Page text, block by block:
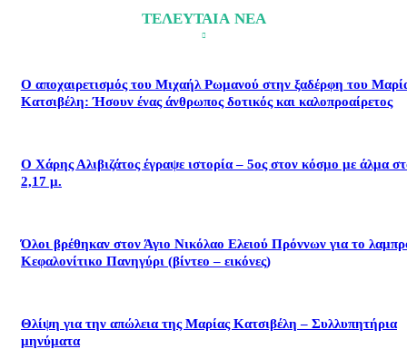
ΤΕΛΕΥΤΑΙΑ ΝΕΑ
Ο αποχαιρετισμός του Μιχαήλ Ρωμανού στην ξαδέρφη του
Κατσιβέλη: Ήσουν ένας άνθρωπος δοτικός και καλοπροαίρετος
Ο Χάρης Αλιβιζάτος έγραψε ιστορία – 5ος στον κόσμο με άλμα
2,17 μ.
Όλοι βρέθηκαν στον Άγιο Νικόλαο Ελειού Πρόννων για το
Κεφαλονίτικο Πανηγύρι (βίντεο – εικόνες)
Θλίψη για την απώλεια της Μαρίας Κατσιβέλη – Συλλυπητήρια
μηνύματα